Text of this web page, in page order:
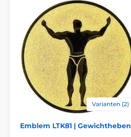
Varianten (2)
Emblem LTK81 | Gewichtheben